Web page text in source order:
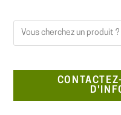
Rechercher